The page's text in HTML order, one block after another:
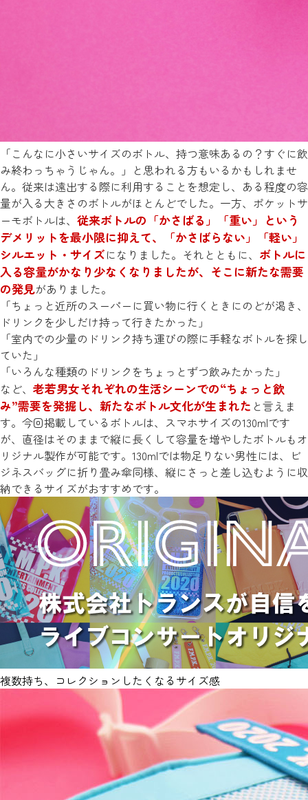
「こんなに小さいサイズのボトル、持つ意味あるの？すぐに飲
み終わっちゃうじゃん。」と思われる方もいるかもしれませ
ん。従来は遠出する際に利用することを想定し、ある程度の容
量が入る大きさのボトルがほとんどでした。一方、ポケットサ
ーモボトルは、 従来ボトルの「かさばる」「重い」という
デメリットを最小限に抑えて、「かさばらない」「軽い」
シルエット・サイズになりました。それとともに、 ボトルに
入る容量がかなり少なくなりましたが、そこに新たな需要
の発見がありました。
「ちょっと近所のスーパーに買い物に行くときにのどが渇き、
ドリンクを少しだけ持って行きたかった」
「室内での少量のドリンク持ち運びの際に手軽なボトルを探し
ていた」
「いろんな種類のドリンクをちょっとずつ飲みたかった」
など、 老若男女それぞれの生活シーンでの“ちょっと飲
み”需要を発掘し、新たなボトル文化が生まれた と言えま
す。今回掲載しているボトルは、スマホサイズの130mlです
が、直径はそのままで縦に長くして容量を増やしたボトルもオ
リジナル製作が可能です。130mlでは物足りない男性には、ビ
ジネスバッグに折り畳み傘同様、縦にさっと差し込むように収
納できるサイズがおすすめです。
複数持ち、コレクションしたくなるサイズ感